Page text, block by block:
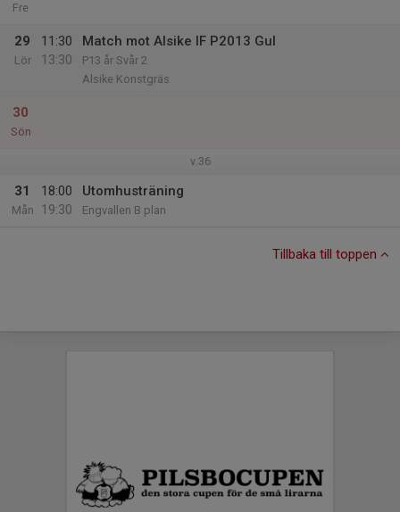
Fre
29
Lör
11:30
13:30
Match mot Alsike IF P2013 Gul
P13 år Svår 2
Alsike Konstgräs
30
Sön
v.36
31
Mån
18:00
19:30
Utomhusträning
Engvallen B plan
Tillbaka till toppen